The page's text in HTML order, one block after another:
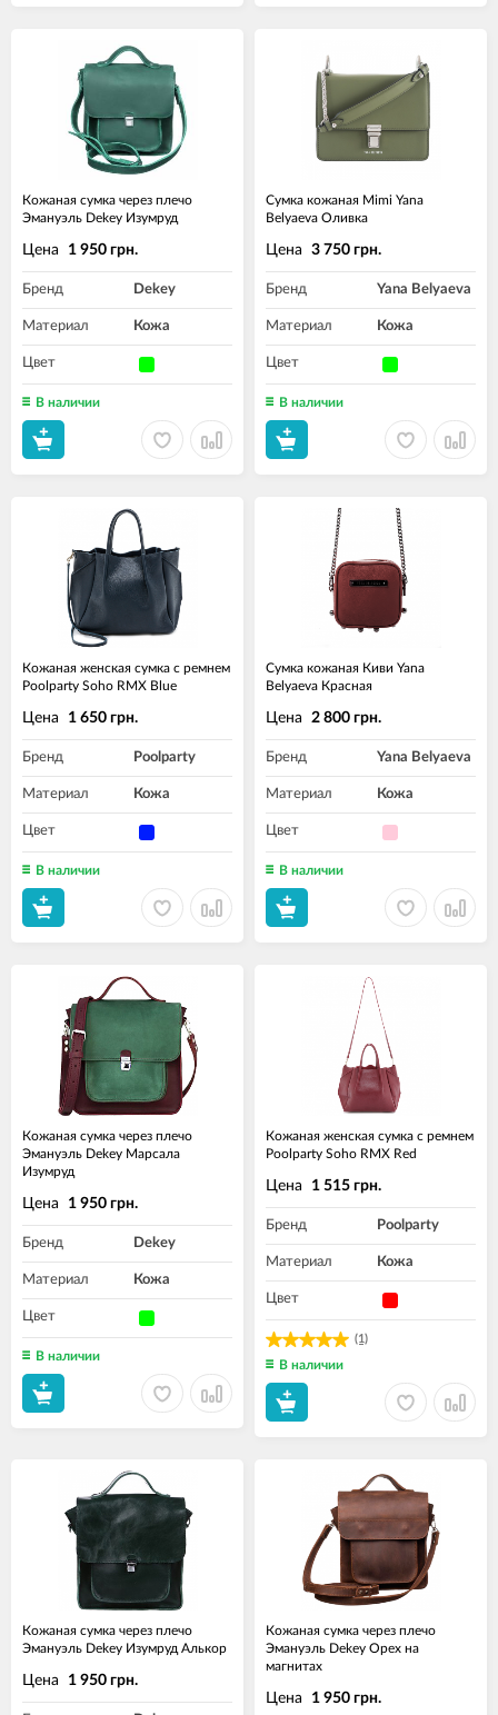
Кожаная сумка через плечо
Эмануэль Dekey Изумруд
Цена 1 950 грн.
Бренд Dekey
Материал Кожа
Цвет
В наличии
Сумка кожаная Mimi Yana
Belyaeva Оливка
Цена 3 750 грн.
Бренд Yana Belyaeva
Материал Кожа
Цвет
В наличии
Кожаная женская сумка с ремнем
Poolparty Soho RMX Blue
Цена 1 650 грн.
Бренд Poolparty
Материал Кожа
Цвет
В наличии
Сумка кожаная Киви Yana
Belyaeva Красная
Цена 2 800 грн.
Бренд Yana Belyaeva
Материал Кожа
Цвет
В наличии
Кожаная сумка через плечо
Эмануэль Dekey Марсала
Изумруд
Цена 1 950 грн.
Бренд Dekey
Материал Кожа
Цвет
В наличии
Кожаная женская сумка с ремнем
Poolparty Soho RMX Red
(1)
Цена 1 515 грн.
Бренд Poolparty
Материал Кожа
Цвет
В наличии
Кожаная сумка через плечо
Эмануэль Dekey Изумруд Алькор
Цена 1 950 грн.
Кожаная сумка через плечо
Эмануэль Dekey Орех на
магнитах
Цена 1 950 грн.